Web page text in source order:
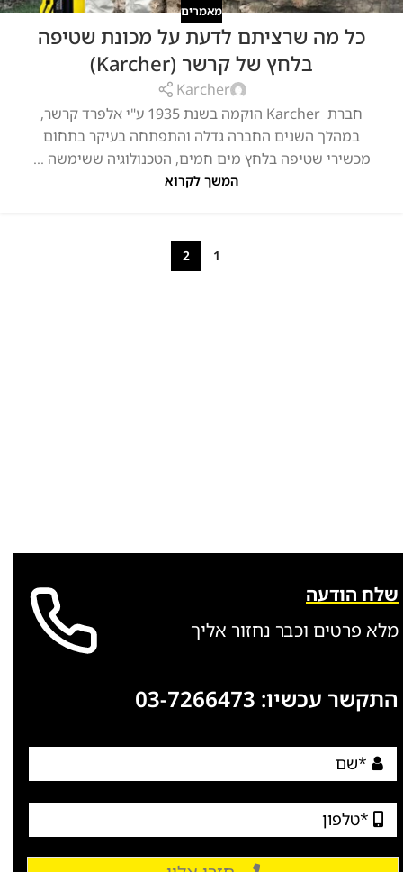
מאמרים
כל מה שרציתם לדעת על מכונת שטיפה
בלחץ של קרשר (Karcher)
Karcher
חברת Karcher הוקמה בשנת 1935 ע"י אלפרד קרשר,
במהלך השנים החברה גדלה והתפתחה בעיקר בתחום
מכשירי שטיפה בלחץ מים חמים, הטכנולוגיה ששימשה ...
המשך לקרוא
1
2
שלח הודעה
מלא פרטים וכבר נחזור אליך
התקשר עכשיו: 03-7266473